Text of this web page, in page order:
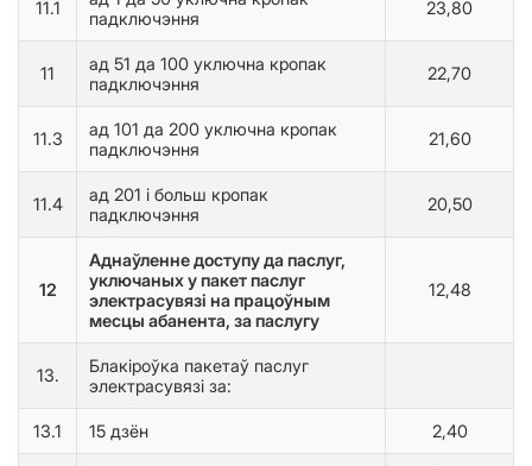
11.1
падключэння
23,80
11
ад 51 да 100 уключна кропак
падключэння
22,70
11.3
ад 101 да 200 уключна кропак
падключэння
21,60
11.4
ад 201 і больш кропак
падключэння
20,50
12
Аднаўленне доступу да паслуг,
уключаных у пакет паслуг
электрасувязі на працоўным
месцы абанента, за паслугу
12,48
13.
Блакіроўка пакетаў паслуг
электрасувязі за:
13.1 15 дзён 2,40